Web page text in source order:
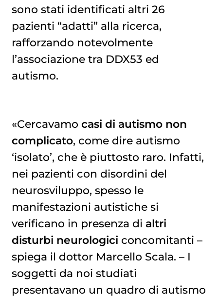
sono stati identificati altri 26
pazienti “adatti” alla ricerca,
rafforzando notevolmente
l’associazione tra DDX53 ed
autismo.
«Cercavamo casi di autismo non
complicato, come dire autismo
‘isolato’, che è piuttosto raro. Infatti,
nei pazienti con disordini del
neurosviluppo, spesso le
manifestazioni autistiche si
verificano in presenza di altri
disturbi neurologici concomitanti –
spiega il dottor Marcello Scala. – I
soggetti da noi studiati
presentavano un quadro di autismo